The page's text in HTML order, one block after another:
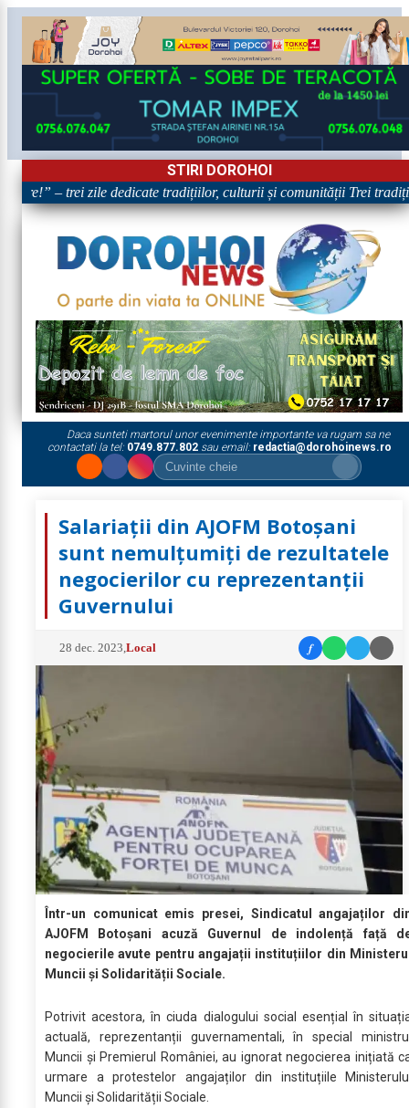
STIRI DOROHOI
– trei zile dedicate tradițiilor, culturii și comunității Trei
Daca sunteti martorul unor evenimente importante va rugam sa ne
contactati la tel: 0749.877.802sau email: redactia@dorohoinews.ro
Salariații din AJOFM Botoșani
sunt nemulțumiți de rezultatele
negocierilor cu reprezentanții
Guvernului
28 dec. 2023 ,Local f
Într-un comunicat emis presei, Sindicatul angajaților
AJOFM Botoșani acuză Guvernul de indolență față
negocierile avute pentru angajații instituțiilor din
Muncii și Solidarității Sociale.
Potrivit acestora, în ciuda dialogului social esențial în
actuală, reprezentanții guvernamentali, în special
Muncii și Premierul României, au ignorat negocierea inițiată
urmare a protestelor angajaților din instituțiile
Muncii și Solidarității Sociale.